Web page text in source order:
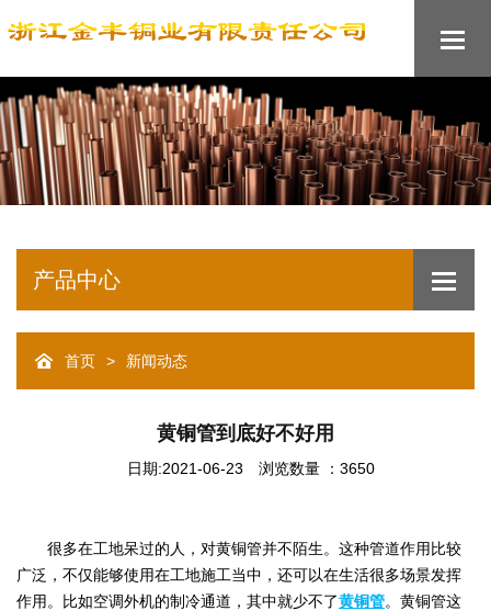
产品中心
首页 > 新闻动态
黄铜管到底好不好用
日期:2021-06-23 浏览数量 ：3650
很多在工地呆过的人，对黄铜管并不陌生。这种管道作用比较
广泛，不仅能够使用在工地施工当中，还可以在生活很多场景发挥
作用。比如空调外机的制冷通道，其中就少不了黄铜管。黄铜管这